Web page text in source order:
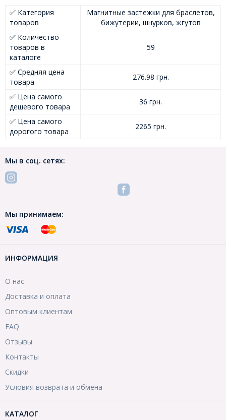
✅ Категория
товаров
Магнитные застежки для браслетов,
бижутерии, шнурков, жгутов
✅ Количество
товаров в
каталоге
59
✅ Средняя цена
товара
276.98 грн.
✅ Цена самого
дешевого товара
36 грн.
✅ Цена самого
дорогого товара
2265 грн.
Мы в соц. сетях:
Мы принимаем:
ИНФОРМАЦИЯ
О нас
Доставка и оплата
Оптовым клиентам
FAQ
Отзывы
Контакты
Скидки
Условия возврата и обмена
КАТАЛОГ